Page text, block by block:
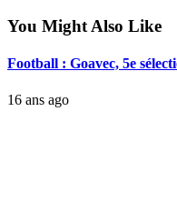
You Might Also Like
Football : Goavec, 5e
16 ans ago